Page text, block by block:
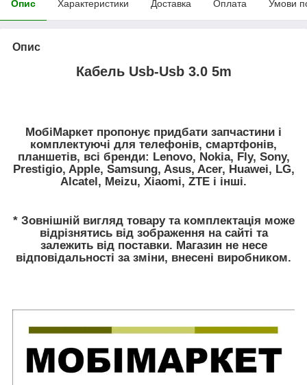
Опис Характеристики Доставка Оплата Умови
Опис
Кабель Usb-Usb 3.0 5m
МобіМаркет пропонує придбати запчастини і
комплектуючі для телефонів, смартфонів,
планшетів, всі бренди: Lenovo, Nokia, Fly, Sony,
Prestigio, Apple, Samsung, Asus, Acer, Huawei, LG,
Alcatel, Meizu, Xiaomi, ZTE і інші.
* Зовнішній вигляд товару та комплектація може
відрізнятись від зображення на сайті та
залежить від поставки. Магазин не несе
відповідальності за зміни, внесені виробником.